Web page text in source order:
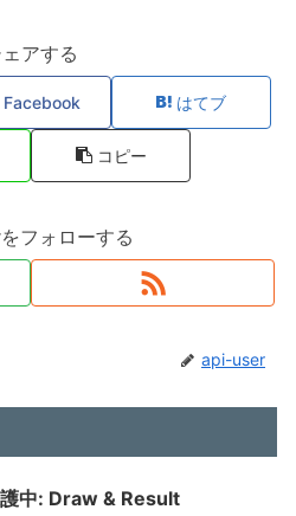
アする
Facebook はてブ
コピー
フォローする
api-user
中: Draw & Result